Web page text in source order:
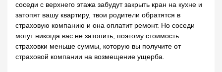
соседи с верхнего этажа забудут закрыть кран на кухне и
затопят вашу квартиру, твои родители обратятся в
страховую компанию и она оплатит ремонт. Но соседи
могут никогда вас не затопить, поэтому стоимость
страховки меньше суммы, которую вы получите от
страховой компании на возмещение ущерба.